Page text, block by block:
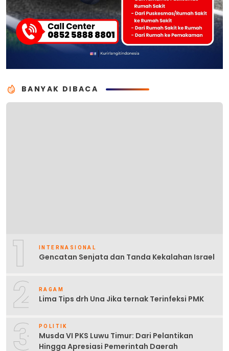
BANYAK DIBACA
1 INTERNASIONAL
Gencatan Senjata dan Tanda Kekalahan Israel
2 RAGAM
Lima Tips drh Una Jika ternak Terinfeksi PMK
3 POLITIK
Musda VI PKS Luwu Timur: Dari Pelantikan
Hingga Apresiasi Pemerintah Daerah